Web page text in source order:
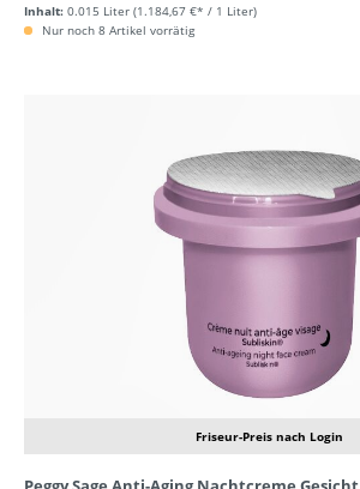
Inhalt: 0.015 Liter (1.184,67 €* / 1 Liter)
Nur noch 8 Artikel vorrätig
Friseur-Preis nach Login